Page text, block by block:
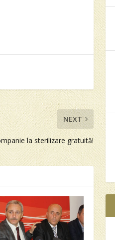
NEXT
la sterilizare gratuită!